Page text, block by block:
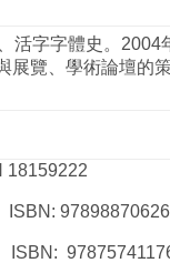
活字字體史。2004
展覽、學術論壇的
18159222
ISBN:
ISBN: